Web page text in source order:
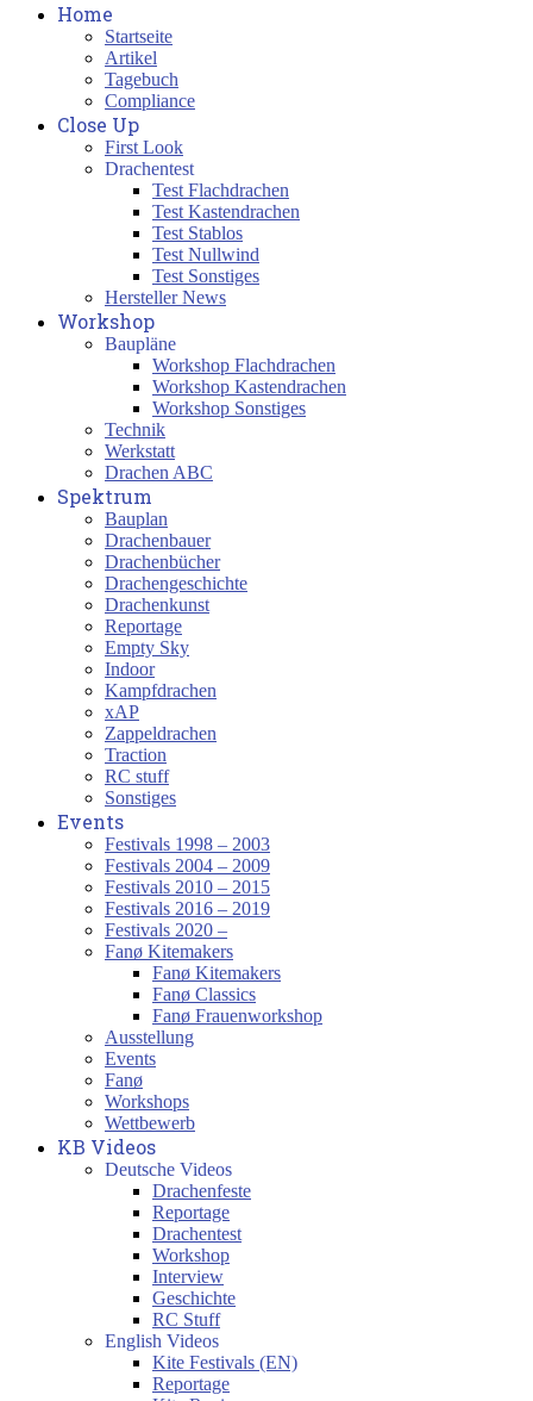
Home
Startseite
Artikel
Tagebuch
Compliance
Close Up
First Look
Drachentest
Test Flachdrachen
Test Kastendrachen
Test Stablos
Test Nullwind
Test Sonstiges
Hersteller News
Workshop
Baupläne
Workshop Flachdrachen
Workshop Kastendrachen
Workshop Sonstiges
Technik
Werkstatt
Drachen ABC
Spektrum
Bauplan
Drachenbauer
Drachenbücher
Drachengeschichte
Drachenkunst
Reportage
Empty Sky
Indoor
Kampfdrachen
xAP
Zappeldrachen
Traction
RC stuff
Sonstiges
Events
Festivals 1998 – 2003
Festivals 2004 – 2009
Festivals 2010 – 2015
Festivals 2016 – 2019
Festivals 2020 –
Fanø Kitemakers
Fanø Kitemakers
Fanø Classics
Fanø Frauenworkshop
Ausstellung
Events
Fanø
Workshops
Wettbewerb
KB Videos
Deutsche Videos
Drachenfeste
Reportage
Drachentest
Workshop
Interview
Geschichte
RC Stuff
English Videos
Kite Festivals (EN)
Reportage